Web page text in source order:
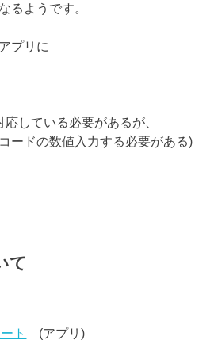
るようです。
プリに
している必要があるが、
ードの数値入力する必要がある)
て
ト
(アプリ)